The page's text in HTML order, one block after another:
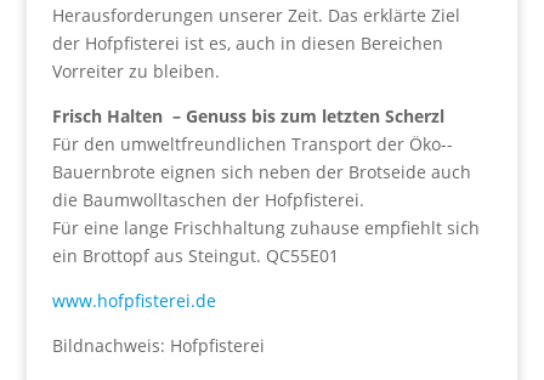
Herausforderungen unserer Zeit. Das erklärte Ziel
der Hofpfisterei ist es, auch in diesen Bereichen
Vorreiter zu bleiben.
Frisch Halten – Genuss bis zum letzten Scherzl
Für den umweltfreundlichen Transport der Öko-­
Bauernbrote eignen sich neben der Brotseide auch
die Baumwolltaschen der Hofpfisterei.
Für eine lange Frischhaltung zuhause empfiehlt sich
ein Brottopf aus Steingut. QC55E01
www.hofpfisterei.de
Bildnachweis: Hofpfisterei